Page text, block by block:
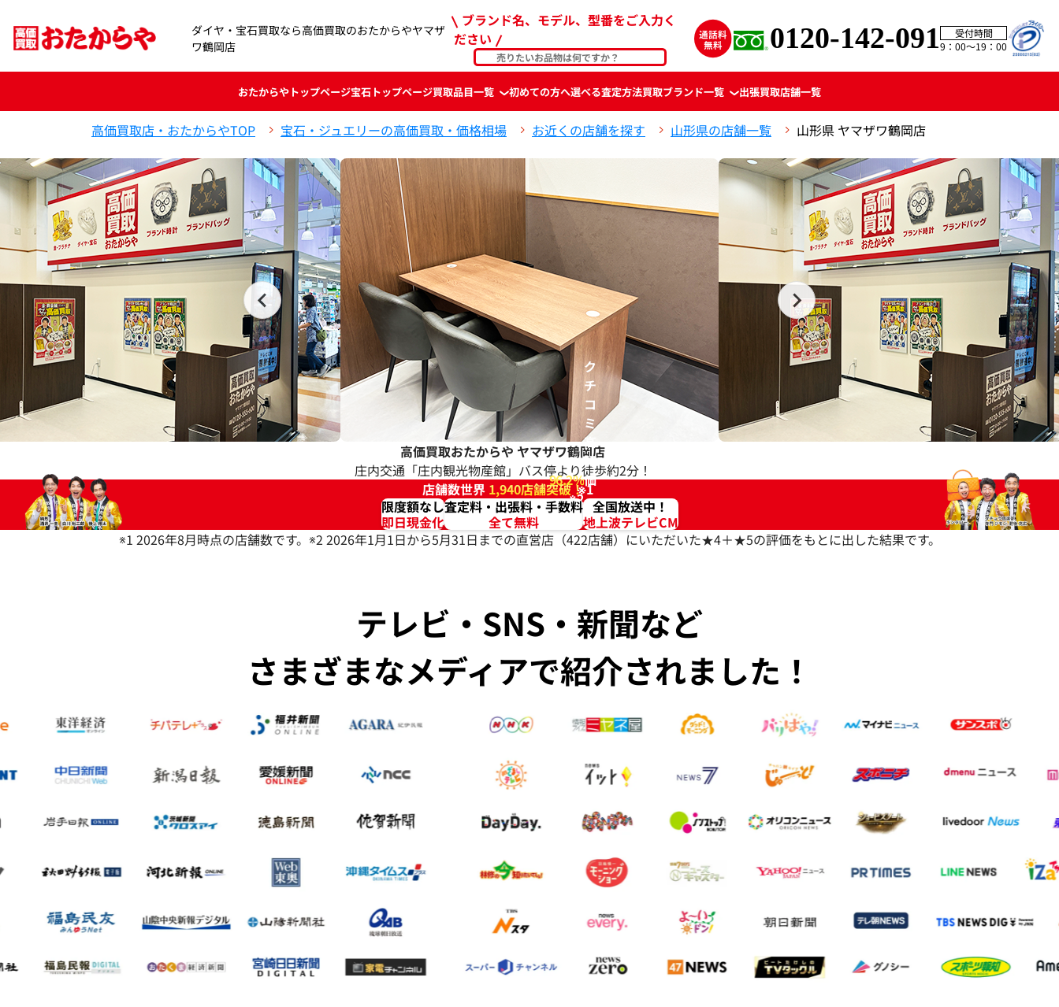
ダイヤ・宝石買取なら高価買取のおたからやヤマザ
ワ鶴岡店
ブランド名、モデル、型番をご入力く
ださい
0120-142-091
受付時間
9：00〜19：00
おたからやトップページ宝石トップページ買取品目一覧 初めての方へ選べる査定方法買取ブランド一覧 出張買取店舗一覧
高価買取店・おたからやTOP 宝石・ジュエリーの高価買取・価格相場 お近くの店舗を探す 山形県の店舗一覧 山形県 ヤマザワ鶴岡店
高価買取おたからや ヤマザワ鶴岡店
庄内交通「庄内観光物産館」バス停より徒歩約2分！
店舗数世界 1,940店舗突破！※1
ク
チ
コ
ミ
高
評
価
96.2%
※2
限度額なし
即日現金化
査定料・出張料・手数料
全て無料
全国放送中！
地上波テレビCM
※1 2026年8月時点の店舗数です。 ※2 2026年1月1日から5月31日までの直営店（422店舗）にいただいた★4＋★5の評価をもとに出した結果です。
テレビ・SNS・新聞など
さまざまなメディアで紹介されました！